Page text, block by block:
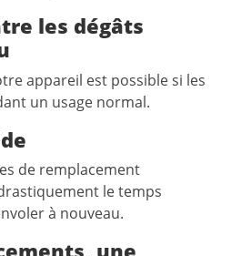
les dégâts
appareil est possible si les
un usage normal.
de remplacement
le temps
à nouveau.
une